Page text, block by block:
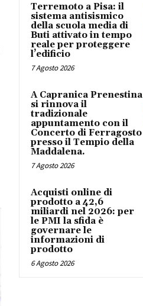
Terremoto a Pisa: il
sistema antisismico
della scuola media di
Buti attivato in tempo
reale per proteggere
l’edificio
7 Agosto 2026
A Capranica Prenestina
si rinnova il
tradizionale
appuntamento con il
Concerto di Ferragosto
presso il Tempio della
Maddalena.
7 Agosto 2026
Acquisti online di
prodotto a 42,6
miliardi nel 2026: per
le PMI la sfida è
governare le
informazioni di
prodotto
6 Agosto 2026